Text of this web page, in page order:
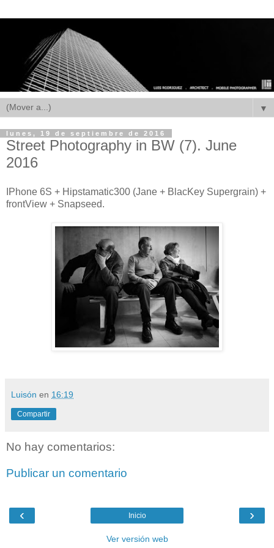
▼
lunes, 19 de septiembre de 2016
Street Photography in BW (7). June
2016
IPhone 6S + Hipstamatic300 (Jane + BlacKey Supergrain) +
frontView + Snapseed.
Luisón en 16:19
Compartir
No hay comentarios:
Publicar un comentario
‹ ›
Inicio
Ver versión web